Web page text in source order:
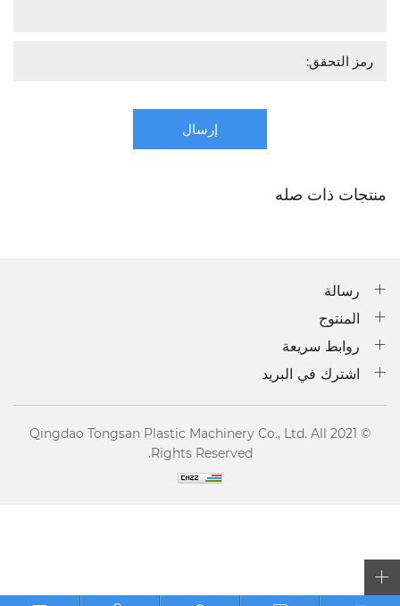
إرسال
منتجات ذات صله
رسالة
المنتوج
روابط سريعة
اشترك في البريد
© 2021 Qingdao Tongsan Plastic Machinery Co., Ltd. All
Rights Reserved.